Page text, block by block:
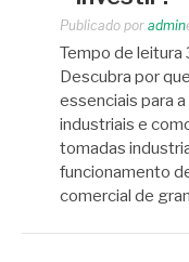
Publicado por admin
Tempo de leitura
Descubra por
essenciais para
industriais e
tomadas
funcionamento
comercial de